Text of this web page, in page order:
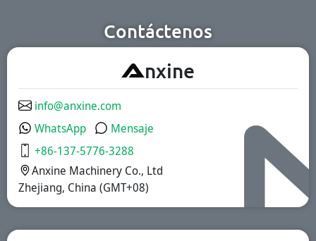
farmacéutica, de
suplementos
nutricionales y de
funcionales.
Disponemos de
soluciones de
entéricas y
prolongada.
Contáctenos
A nxine
info@anxine.com
WhatsApp
Mensaje
+86-137-5776-3288
Anxine Machinery Co., Ltd
Zhejiang, China (GMT+08)